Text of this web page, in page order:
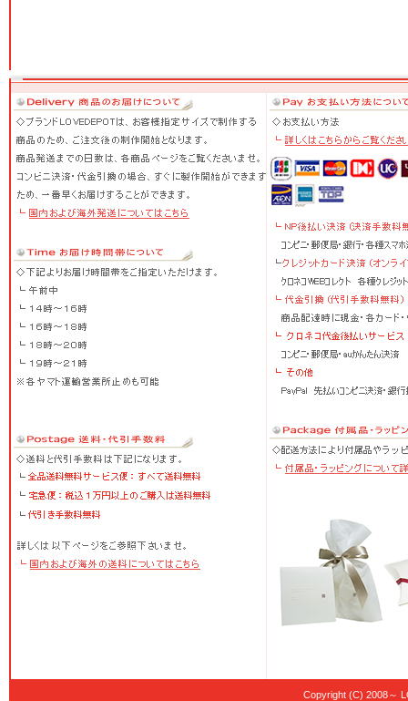
Copyright (C) 2008～